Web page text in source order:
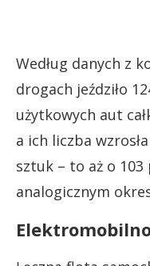
Według danych z
drogach jeździło
użytkowych aut
a ich liczba
sztuk – to aż o
analogicznym